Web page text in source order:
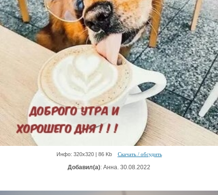
Инфо: 320х320 | 86 Kb Скачать / обсудить
Добавил(а): Анна. 30.08.2022